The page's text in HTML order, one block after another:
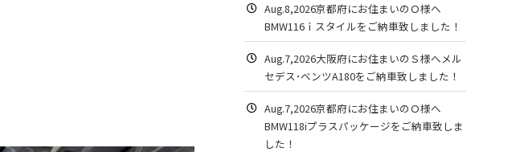
Aug.8,2026京都府にお住まいのＯ様へ
BMW116ｉスタイルをご納車致しました！
Aug.7,2026大阪府にお住まいのＳ様へメル
セデス･ベンツA180をご納車致しました！
Aug.7,2026京都府にお住まいのＯ様へ
BMW118iプラスパッケージをご納車致しま
した！